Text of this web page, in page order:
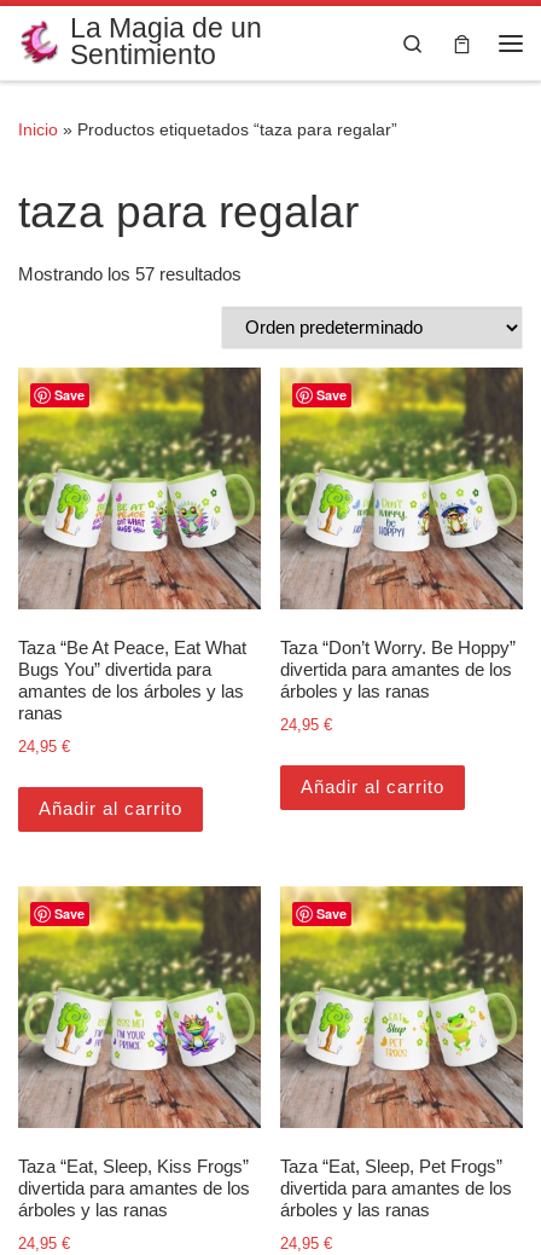
Saltar al contenido
La Magia de un
Sentimiento
Search
Inicio » Productos etiquetados “taza para regalar”
taza para regalar
Mostrando los 57 resultados
Save
Taza “Be At Peace, Eat What
Bugs You” divertida para
amantes de los árboles y las
ranas
24,95 €
Añadir al carrito
Save
Taza “Don’t Worry. Be Hoppy”
divertida para amantes de los
árboles y las ranas
24,95€
Añadir al carrito
Save
Taza “Eat, Sleep, Kiss Frogs”
divertida para amantes de los
árboles y las ranas
24,95 €
Save
Taza “Eat, Sleep, Pet Frogs”
divertida para amantes de los
árboles y las ranas
24,95€